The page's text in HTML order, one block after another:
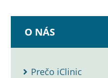
O NÁS
Prečo iClinic